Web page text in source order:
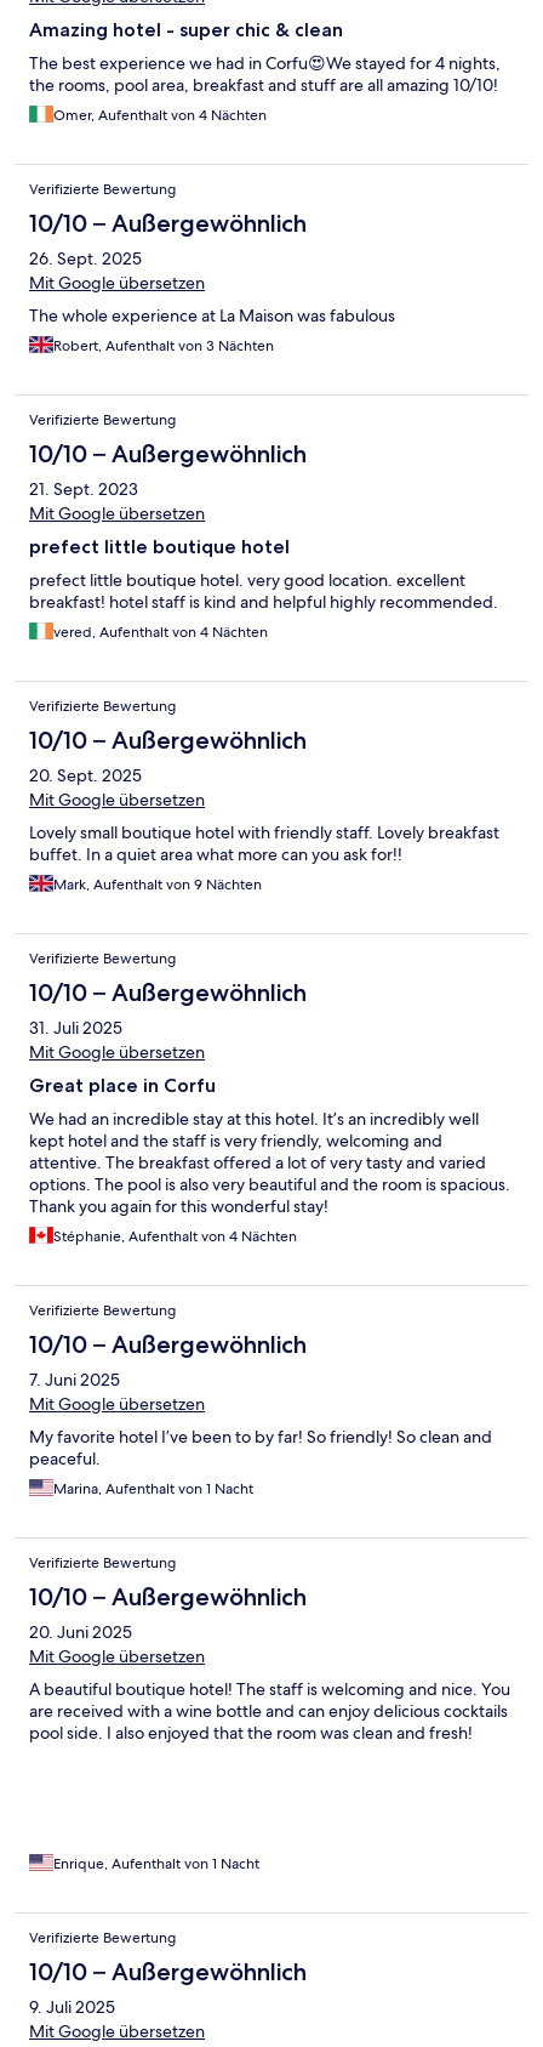
Amazing hotel - super chic & clean
The best experience we had in Corfu😍We stayed for 4 nights,
the rooms, pool area, breakfast and stuff are all amazing 10/10!
Omer, Aufenthalt von 4 Nächten
Verifizierte Bewertung
10/10 – Außergewöhnlich
26. Sept. 2025
Mit Google übersetzen
The whole experience at La Maison was fabulous
Robert, Aufenthalt von 3 Nächten
Verifizierte Bewertung
10/10 – Außergewöhnlich
21. Sept. 2023
Mit Google übersetzen
prefect little boutique hotel
prefect little boutique hotel. very good location. excellent
breakfast! hotel staff is kind and helpful highly recommended.
vered, Aufenthalt von 4 Nächten
Verifizierte Bewertung
10/10 – Außergewöhnlich
20. Sept. 2025
Mit Google übersetzen
Lovely small boutique hotel with friendly staff. Lovely breakfast
buffet. In a quiet area what more can you ask for!!
Mark, Aufenthalt von 9 Nächten
Verifizierte Bewertung
10/10 – Außergewöhnlich
31. Juli 2025
Mit Google übersetzen
Great place in Corfu
We had an incredible stay at this hotel. It’s an incredibly well
kept hotel and the staff is very friendly, welcoming and
attentive. The breakfast offered a lot of very tasty and varied
options. The pool is also very beautiful and the room is spacious.
Thank you again for this wonderful stay!
Stéphanie, Aufenthalt von 4 Nächten
Verifizierte Bewertung
10/10 – Außergewöhnlich
7. Juni 2025
Mit Google übersetzen
My favorite hotel I’ve been to by far! So friendly! So clean and
peaceful.
Marina, Aufenthalt von 1 Nacht
Verifizierte Bewertung
10/10 – Außergewöhnlich
20. Juni 2025
Mit Google übersetzen
A beautiful boutique hotel! The staff is welcoming and nice. You
are received with a wine bottle and can enjoy delicious cocktails
pool side. I also enjoyed that the room was clean and fresh!
Enrique, Aufenthalt von 1 Nacht
Verifizierte Bewertung
10/10 – Außergewöhnlich
9. Juli 2025
Mit Google übersetzen